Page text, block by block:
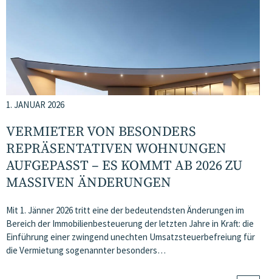
1. JANUAR 2026
VERMIETER VON BESONDERS
REPRÄSENTATIVEN WOHNUNGEN
AUFGEPASST – ES KOMMT AB 2026 ZU
MASSIVEN ÄNDERUNGEN
Mit 1. Jänner 2026 tritt eine der bedeutendsten Änderungen im
Bereich der Immobilienbesteuerung der letzten Jahre in Kraft: die
Einführung einer zwingend unechten Umsatzsteuerbefreiung für
die Vermietung sogenannter besonders…